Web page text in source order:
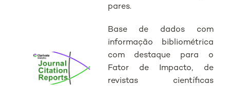
pares.
Base de dados com
informação bibliométrica
com destaque para o
Fator de Impacto, de
revistas científicas